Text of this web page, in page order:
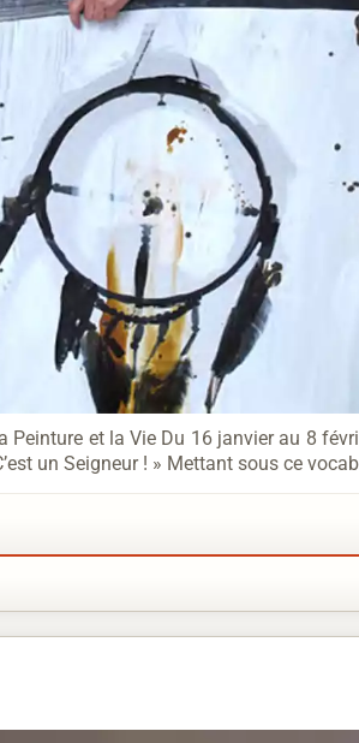
Peinture et la Vie Du 16 janvier au 8
un Seigneur ! » Mettant sous ce